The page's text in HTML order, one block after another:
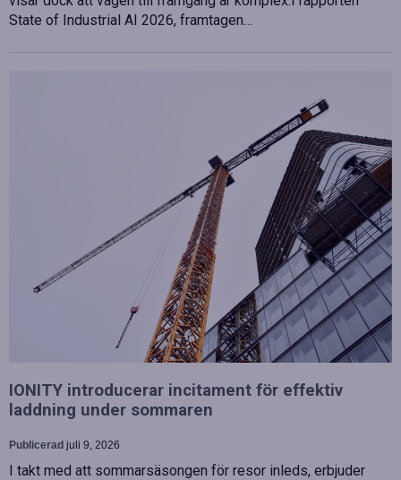
State of Industrial AI 2026, framtagen…
IONITY introducerar incitament för effektiv
laddning under sommaren
Publicerad juli 9, 2026
I takt med att sommarsäsongen för resor inleds, erbjuder